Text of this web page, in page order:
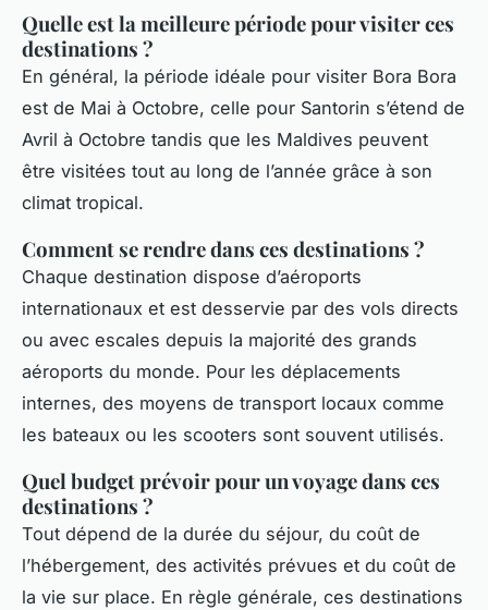
Quelle est la meilleure période pour visiter ces
destinations ?
En général, la période idéale pour visiter Bora Bora
est de Mai à Octobre, celle pour Santorin s’étend de
Avril à Octobre tandis que les Maldives peuvent
être visitées tout au long de l’année grâce à son
climat tropical.
Comment se rendre dans ces destinations ?
Chaque destination dispose d’aéroports
internationaux et est desservie par des vols directs
ou avec escales depuis la majorité des grands
aéroports du monde. Pour les déplacements
internes, des moyens de transport locaux comme
les bateaux ou les scooters sont souvent utilisés.
Quel budget prévoir pour un voyage dans ces
destinations ?
Tout dépend de la durée du séjour, du coût de
l’hébergement, des activités prévues et du coût de
la vie sur place. En règle générale, ces destinations